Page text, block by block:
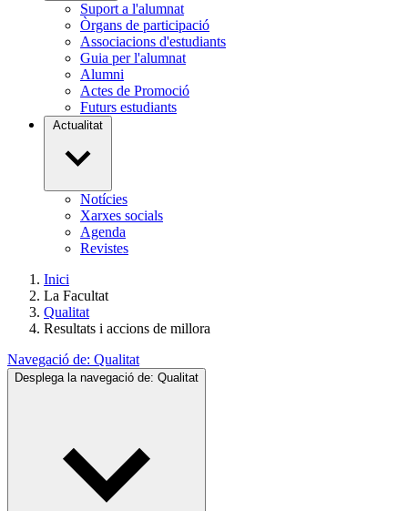
Suport a l'alumnat
Òrgans de participació
Associacions d'estudiants
Guia per l'alumnat
Alumni
Actes de Promoció
Futurs estudiants
Actualitat
Notícies
Xarxes socials
Agenda
Revistes
Inici
La Facultat
Qualitat
Resultats i accions de millora
Navegació de: Qualitat
Desplega la navegació de: Qualitat